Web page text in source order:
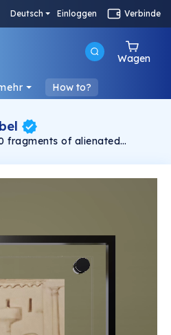
Deutsch Einloggen Verbinde
Wagen
How to?
fragments of alienated
an alienation of the original by